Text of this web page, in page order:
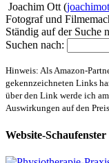
Joachim Ott (
Fotograf und
Ständig auf der Suche
Suchen nach:
Hinweis: Als Amazon-
gekennzeichneten Links
über den Link werde ich
Auswirkungen auf den
Website-Schaufenster